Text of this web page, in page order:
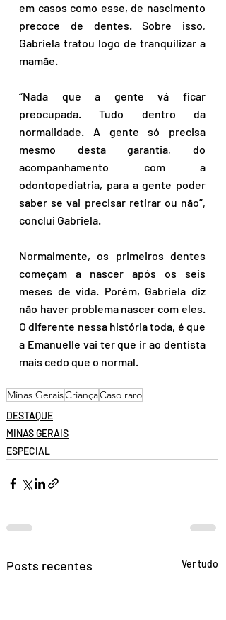
em casos como esse, de nascimento
precoce de dentes. Sobre isso,
Gabriela tratou logo de tranquilizar a
mamãe.
“Nada que a gente vá ficar
preocupada. Tudo dentro da
normalidade. A gente só precisa
mesmo desta garantia, do
acompanhamento com a
odontopediatria, para a gente poder
saber se vai precisar retirar ou não”,
conclui Gabriela.
Normalmente, os primeiros dentes
começam a nascer após os seis
meses de vida. Porém, Gabriela diz
não haver problema nascer com eles.
O diferente nessa história toda, é que
a Emanuelle vai ter que ir ao dentista
mais cedo que o normal.
Minas GeraisCriançaCaso raro
DESTAQUE
MINAS GERAIS
ESPECIAL
Posts recentes Ver tudo